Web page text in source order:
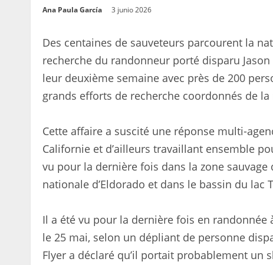
Ana Paula García 3 junio 2026
Des centaines de sauveteurs parcourent la
recherche du randonneur porté disparu
leur deuxième semaine avec près de 200
grands efforts de recherche coordonnés de la
Cette affaire a suscité une réponse multi-
Californie et d’ailleurs travaillant ensemble
vu pour la dernière fois dans la zone
nationale d’Eldorado et dans le bassin du lac
Il a été vu pour la dernière fois en randonnée
le 25 mai, selon un dépliant de personne
Flyer a déclaré qu’il portait probablement un